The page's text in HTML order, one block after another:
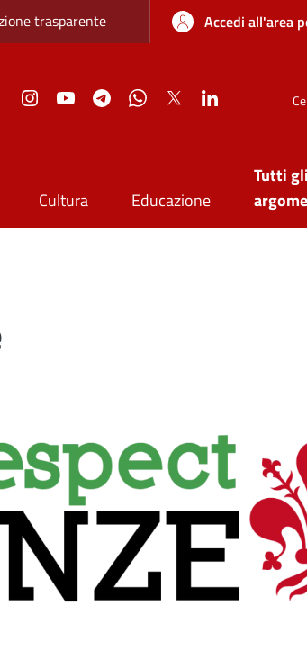
sottile
trasparente Accedi all'area
FacebookInstagramYouTubeTelegramWhatsApp
Twitter
Cultura Educazione
Tutti gli